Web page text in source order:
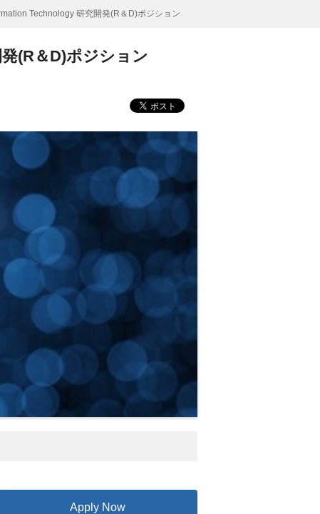
Technology 研究開発(R＆D)ポジション
(R＆D)ポジション
Apply Now